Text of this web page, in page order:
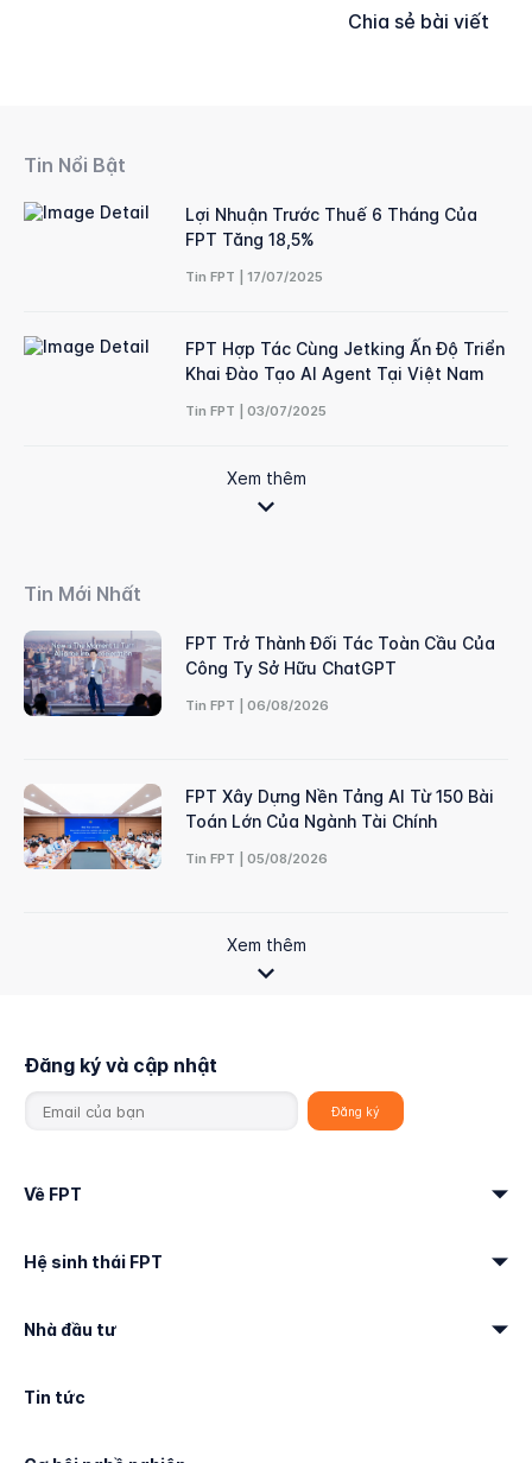
Chia sẻ bài viết
Tin Nổi Bật
Lợi Nhuận Trước Thuế 6 Tháng Của
FPT Tăng 18,5%
Tin FPT | 17/07/2025
FPT Hợp Tác Cùng Jetking Ấn Độ Triển
Khai Đào Tạo AI Agent Tại Việt Nam
Tin FPT | 03/07/2025
Xem thêm
Tin Mới Nhất
FPT Trở Thành Đối Tác Toàn Cầu Của
Công Ty Sở Hữu ChatGPT
Tin FPT | 06/08/2026
FPT Xây Dựng Nền Tảng AI Từ 150 Bài
Toán Lớn Của Ngành Tài Chính
Tin FPT | 05/08/2026
Xem thêm
Đăng ký và cập nhật
Về FPT
Hệ sinh thái FPT
Nhà đầu tư
Tin tức